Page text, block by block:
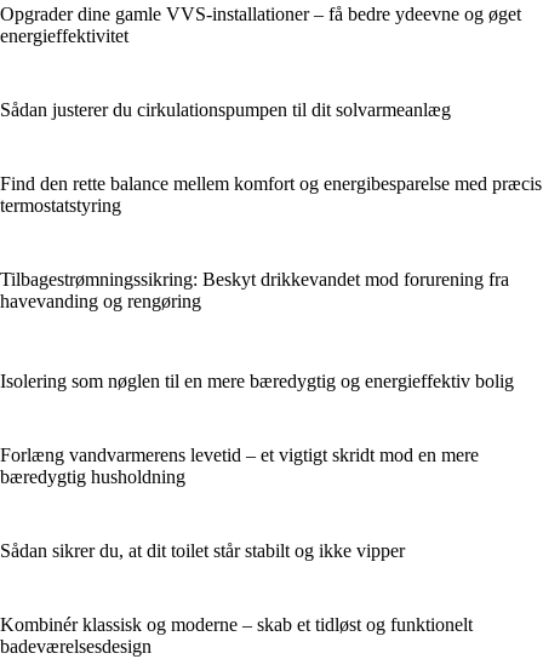
Opgrader dine gamle VVS-installationer – få bedre ydeevne og øget
energieffektivitet
Sådan justerer du cirkulationspumpen til dit solvarmeanlæg
Find den rette balance mellem komfort og energibesparelse med præcis
termostatstyring
Tilbagestrømningssikring: Beskyt drikkevandet mod forurening fra
havevanding og rengøring
Isolering som nøglen til en mere bæredygtig og energieffektiv bolig
Forlæng vandvarmerens levetid – et vigtigt skridt mod en mere
bæredygtig husholdning
Sådan sikrer du, at dit toilet står stabilt og ikke vipper
Kombinér klassisk og moderne – skab et tidløst og funktionelt
badeværelsesdesign